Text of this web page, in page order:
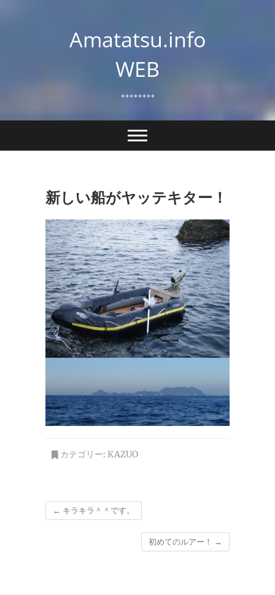
Amatatsu.info
WEB
++++++++
新しい船がヤッテキター！
カテゴリー: KAZUO
← キラキラ＾＾です。
初めてのルアー！ →